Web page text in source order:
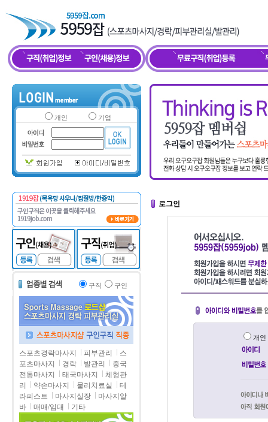
개인 기업
구직 구인
스포츠경락마사지 피부관리
스
포츠마사지
경락 발관리
중국
전통마사지
태국마사지
체형관
리
약손마사지 물리치료실
테
라피스트
마사지실장
마사지알
바
매매/임대 기타
로그인
개